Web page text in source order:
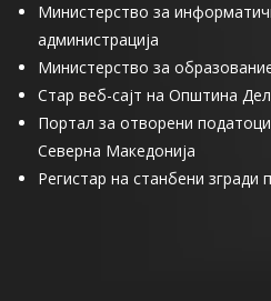
Министерство за
администрација
Министерство за
Стар веб-сајт на Општина
Портал за отворени
Северна Македонија
Регистар на станбени згради